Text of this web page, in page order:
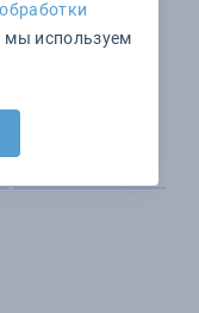
мы используем